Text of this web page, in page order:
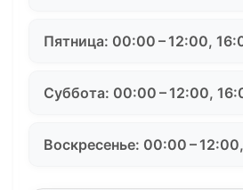
Пятница: 00:00 – 12:00,
Суббота: 00:00 – 12:00,
Воскресенье: 00:00 –